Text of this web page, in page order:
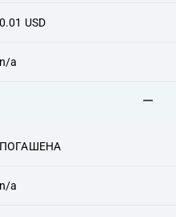
0.01 USD
n/a
ПОГАШЕНА
n/a